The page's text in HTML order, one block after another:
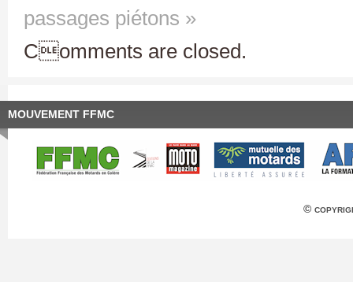
passages piétons »
Comments are closed.
MOUVEMENT FFMC
©